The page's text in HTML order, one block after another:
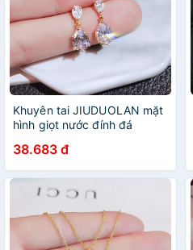
Khuyên tai JIUDUOLAN mặt
hình giọt nước đính đá
Hàn Quốc sang trọng thanh
lịch cho nữ
38.683 đ